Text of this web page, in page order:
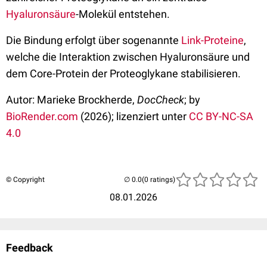
Hyaluronsäure-Molekül entstehen.
Die Bindung erfolgt über sogenannte Link-Proteine,
welche die Interaktion zwischen Hyaluronsäure und
dem Core-Protein der Proteoglykane stabilisieren.
Autor: Marieke Brockherde, DocCheck; by
BioRender.com (2026); lizenziert unter CC BY-NC-SA
4.0
© Copyright
08.01.2026
(0 ratings)
Feedback